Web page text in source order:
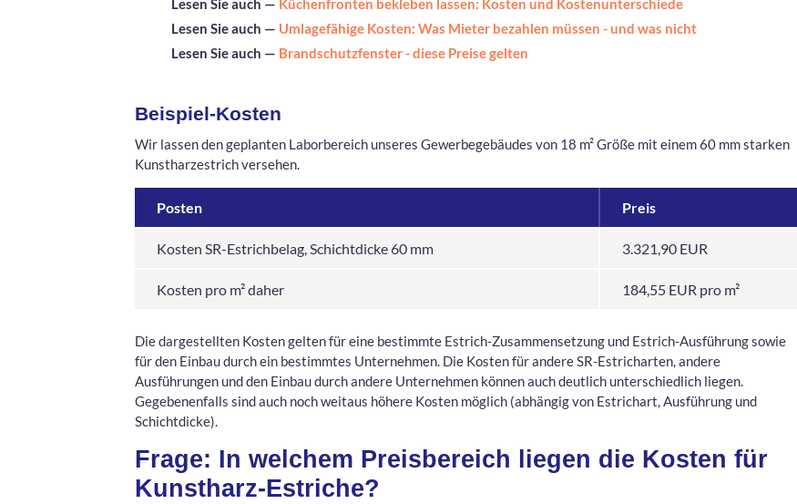
Lesen Sie auch — Küchenfronten bekleben lassen: Kosten und Kostenunterschiede
Lesen Sie auch — Umlagefähige Kosten: Was Mieter bezahlen müssen - und was nicht
Lesen Sie auch — Brandschutzfenster - diese Preise gelten
Beispiel-Kosten
Wir lassen den geplanten Laborbereich unseres Gewerbegebäudes von 18 m² Größe mit einem 60 mm starken
Kunstharzestrich versehen.
Posten Preis
Kosten SR-Estrichbelag, Schichtdicke 60 mm 3.321,90 EUR
Kosten pro m² daher 184,55 EUR pro m²
Die dargestellten Kosten gelten für eine bestimmte Estrich-Zusammensetzung und Estrich-Ausführung sowie
für den Einbau durch ein bestimmtes Unternehmen. Die Kosten für andere SR-Estricharten, andere
Ausführungen und den Einbau durch andere Unternehmen können auch deutlich unterschiedlich liegen.
Gegebenenfalls sind auch noch weitaus höhere Kosten möglich (abhängig von Estrichart, Ausführung und
Schichtdicke).
Frage: In welchem Preisbereich liegen die Kosten für
Kunstharz-Estriche?